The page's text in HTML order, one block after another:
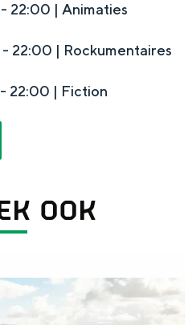
- 22:00 | Animaties
- 22:00 | Rockumentaires
- 22:00 | Fiction
OOK